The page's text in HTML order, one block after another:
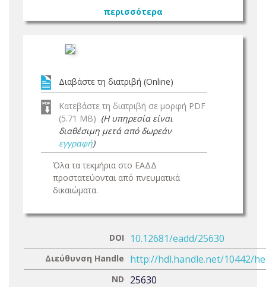
περισσότερα
Διαβάστε τη διατριβή (Online)
Κατεβάστε τη διατριβή σε μορφή PDF
(5.71 MB) (Η υπηρεσία είναι
διαθέσιμη μετά από δωρεάν
εγγραφή)
Όλα τα τεκμήρια στο ΕΑΔΔ
προστατεύονται από πνευματικά
δικαιώματα.
DOI 10.12681/eadd/25630
Διεύθυνση Handle http://hdl.handle.net/10442/
ND 25630